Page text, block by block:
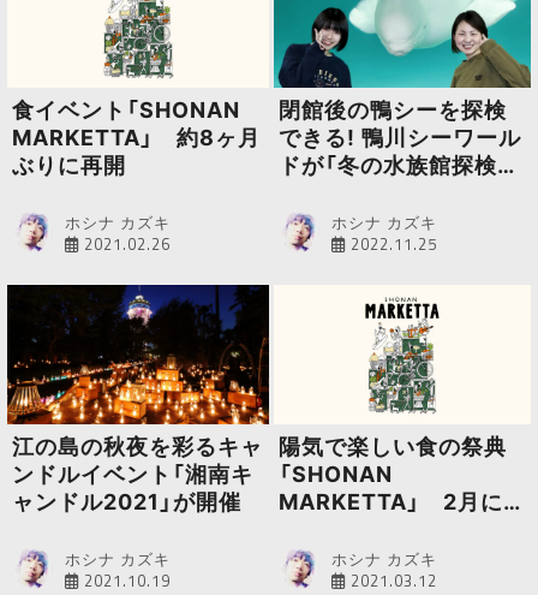
食イベント「SHONAN
MARKETTA」 約8ヶ月
ぶりに再開
ホシナ カズキ
2021.02.26
閉館後の鴨シーを探検
できる! 鴨川シーワール
ドが「冬の水族館探検プ
ホシナ カズキ
2022.11.25
江の島の秋夜を彩るキャ
ンドルイベント「湘南キ
ャンドル2021」が開催
ホシナ カズキ
2021.10.19
陽気で楽しい食の祭典
「SHONAN
MARKETTA」 2月に引
ホシナ カズキ
2021.03.12